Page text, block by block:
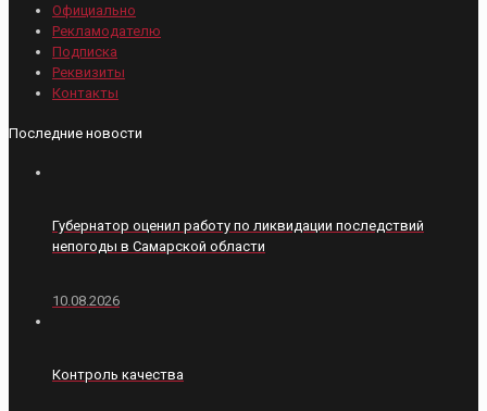
Официально
Рекламодателю
Подписка
Реквизиты
Контакты
Последние новости
Губернатор оценил работу по ликвидации последствий
непогоды в Самарской области
10.08.2026
Контроль качества